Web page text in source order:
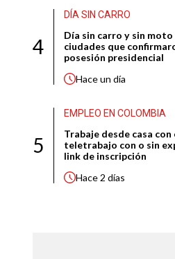
4
DÍA SIN CARRO
Día sin carro y sin
ciudades que
posesión presidencial
Haceun día
5
EMPLEO EN COLOMBIA
Trabaje desde casa con
teletrabajo con o sin
link de inscripción
Hace2 días